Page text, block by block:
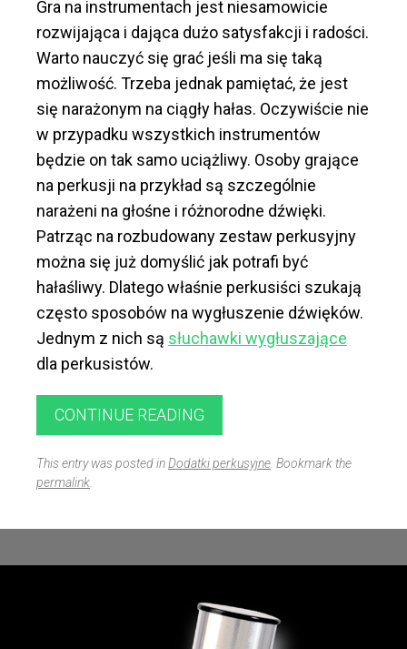
Gra na instrumentach jest niesamowicie
rozwijająca i dająca dużo satysfakcji i radości.
Warto nauczyć się grać jeśli ma się taką
możliwość. Trzeba jednak pamiętać, że jest
się narażonym na ciągły hałas. Oczywiście nie
w przypadku wszystkich instrumentów
będzie on tak samo uciążliwy. Osoby grające
na perkusji na przykład są szczególnie
narażeni na głośne i różnorodne dźwięki.
Patrząc na rozbudowany zestaw perkusyjny
można się już domyślić jak potrafi być
hałaśliwy. Dlatego właśnie perkusiści szukają
często sposobów na wygłuszenie dźwięków.
Jednym z nich są słuchawki wygłuszające
dla perkusistów.
CONTINUE READING
This entry was posted inDodatki perkusyjne . Bookmark the
permalink